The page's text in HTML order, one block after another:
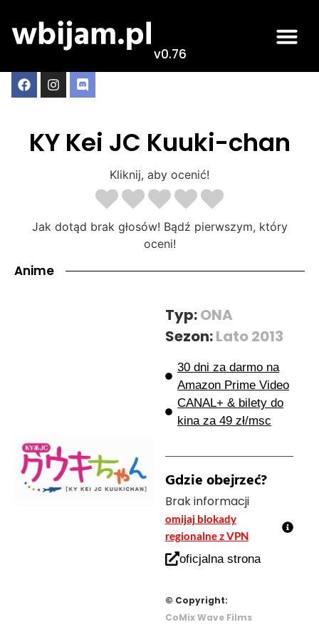
v0.76
KY Kei JC Kuuki-chan
Kliknij, aby ocenić!
Jak dotąd brak głosów! Bądź pierwszym, który
oceni!
Anime
Typ:ONA
Sezon:Lato 2013
30 dni za darmo na
Amazon Prime Video
CANAL+ & bilety do
kina za 49 zł/msc
Gdzie obejrzeć?
Brak informacji
omijaj blokady
regionalne z VPN
oficjalna strona
© Copyright:
CoMix Wave Films